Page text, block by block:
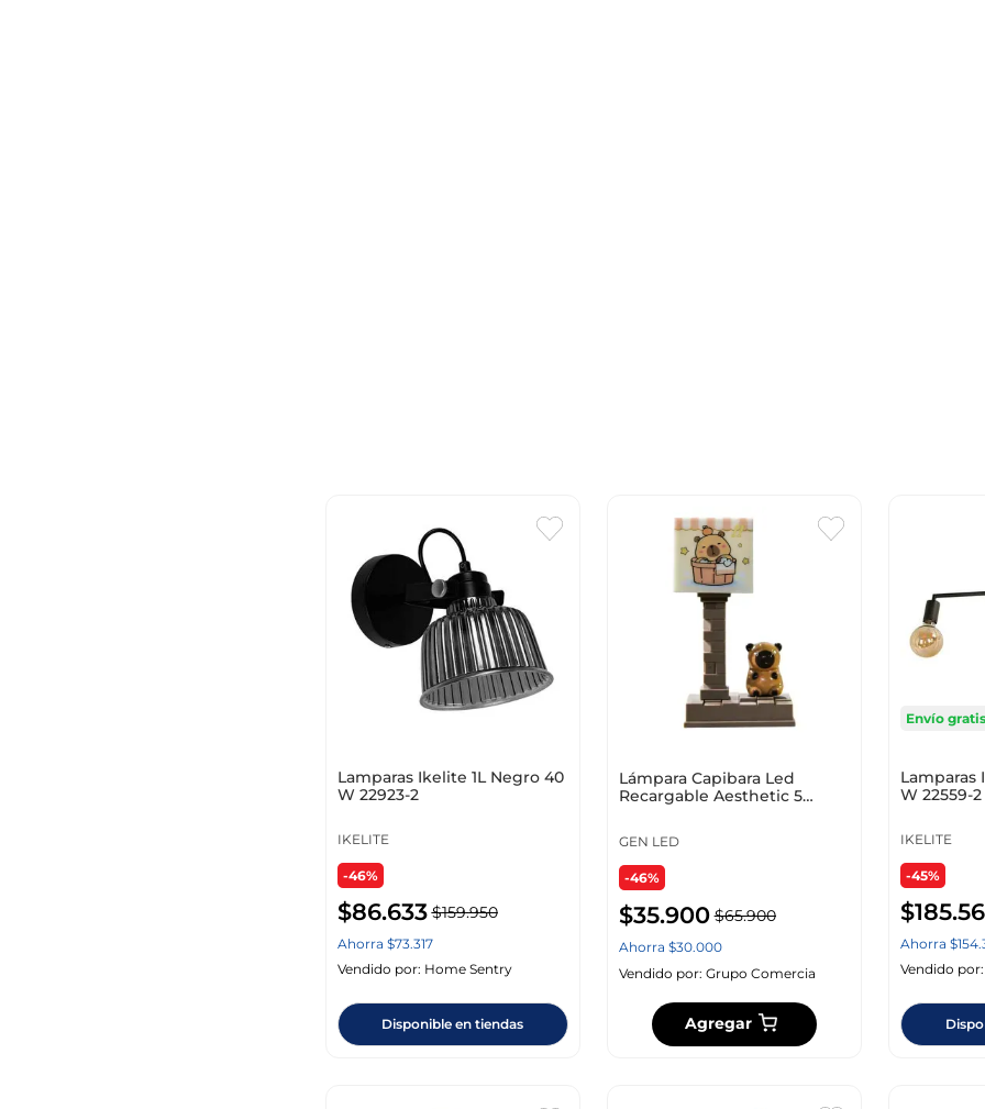
Lamparas Ikelite 1L Negro 40
W 22923-2
IKELITE
-46%
$86.633 $159.950
Ahorra $73.317
Vendido por: Home Sentry
Disponible en tiendas
Lámpara Capibara Led
Recargable Aesthetic 5
GEN LED
-46%
$35.900 $65.900
Ahorra $30.000
Vendido por: Grupo Comercia
Agregar
Envío gratis
Lamparas
W 22559-2
IKELITE
-45%
$185.
Ahorra $154.
Vendido